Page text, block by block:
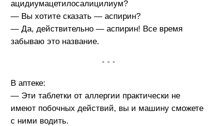
ацидиумацетилосалицилиум?
— Вы хотите сказать — аспирин?
— Да, действительно — аспирин! Все время
забываю это название.
• • •
В аптеке:
— Эти таблетки от аллергии практически не
имеют побочных действий, вы и машину сможете
с ними водить.